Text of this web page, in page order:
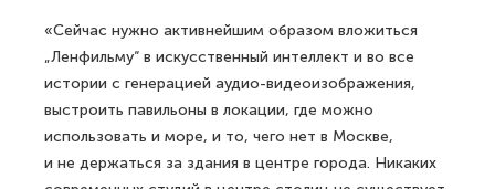
«Сейчас нужно активнейшим образом вложиться
„Ленфильму“ в искусственный интеллект и во все
истории с генерацией аудио-видеоизображения,
выстроить павильоны в локации, где можно
использовать и море, и то, чего нет в Москве,
и не держаться за здания в центре города. Никаких